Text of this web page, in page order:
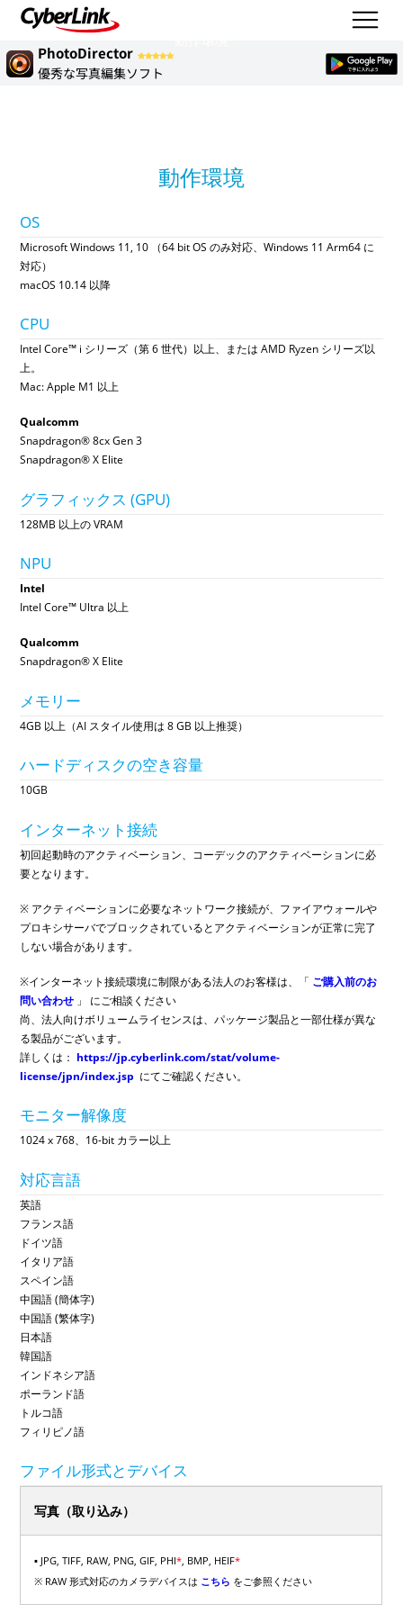
PhotoDirector
優秀な写真編集ソフト
動作環境
OS
Microsoft Windows 11, 10 （64 bit OS のみ対応、Windows 11 Arm64 に
対応）
macOS 10.14 以降
CPU
Intel Core™ i シリーズ（第 6 世代）以上、または AMD Ryzen シリーズ以
上。
Mac: Apple M1 以上
Qualcomm
Snapdragon® 8cx Gen 3
Snapdragon® X Elite
グラフィックス (GPU)
128MB 以上の VRAM
NPU
Intel
Intel Core™ Ultra 以上
Qualcomm
Snapdragon® X Elite
メモリー
4GB 以上（AI スタイル使用は 8 GB 以上推奨）
ハードディスクの空き容量
10GB
インターネット接続
初回起動時のアクティベーション、コーデックのアクティベーションに必
要となります。
※ アクティベーションに必要なネットワーク接続が、ファイアウォールや
プロキシサーバでブロックされているとアクティベーションが正常に完了
しない場合があります。
※インターネット接続環境に制限がある法人のお客様は、「 ご購入前のお
問い合わせ 」 にご相談ください
尚、法人向けボリュームライセンスは、パッケージ製品と一部仕様が異な
る製品がございます。
詳しくは： https://jp.cyberlink.com/stat/volume-
license/jpn/index.jsp にてご確認ください。
モニター解像度
1024 x 768、16-bit カラー以上
対応言語
英語
フランス語
ドイツ語
イタリア語
スペイン語
中国語 (簡体字)
中国語 (繁体字)
日本語
韓国語
インドネシア語
ポーランド語
トルコ語
フィリピノ語
ファイル形式とデバイス
写真（取り込み）
▪ JPG, TIFF, RAW, PNG, GIF, PHI*, BMP, HEIF*
※ RAW 形式対応のカメラデバイスは こちら をご参照ください